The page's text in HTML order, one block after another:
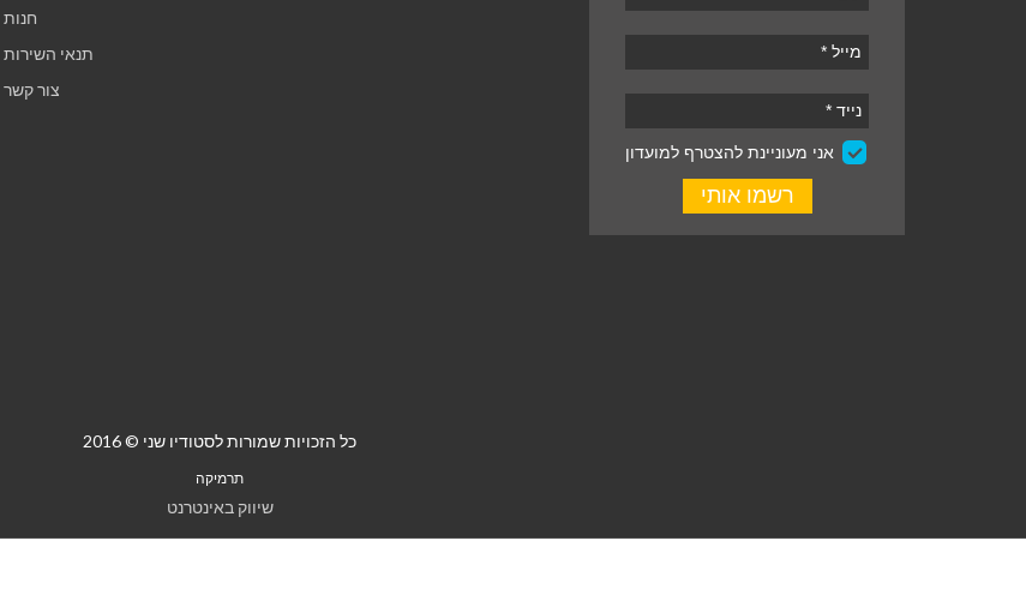
חנות
תנאי השירות
צור קשר
כל הזכויות שמורות לסטודיו שני © 2016
תרמיקה
שיווק באינטרנט